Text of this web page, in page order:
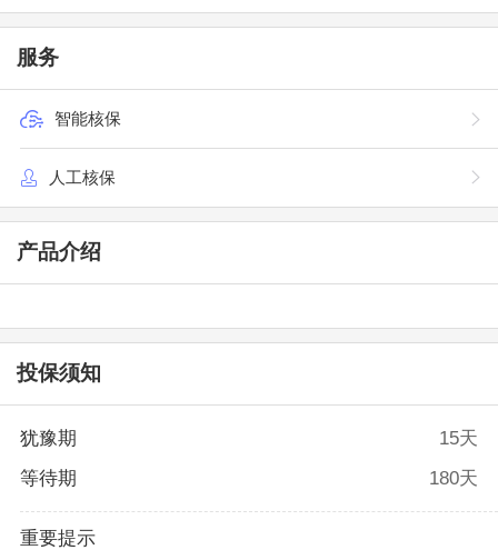
服务
智能核保
人工核保
产品介绍
投保须知
犹豫期
15天
等待期
180天
重要提示